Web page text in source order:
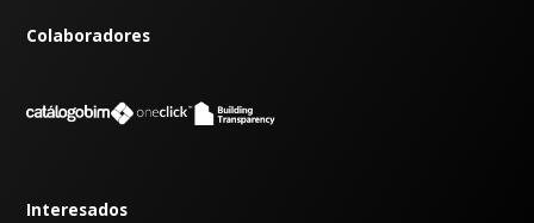
Colaboradores
Interesados